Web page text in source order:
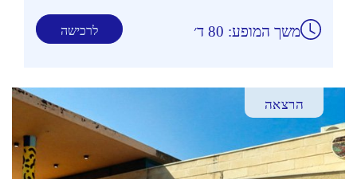
לרכישה משך המופע: 80 ד׳
הרצאה